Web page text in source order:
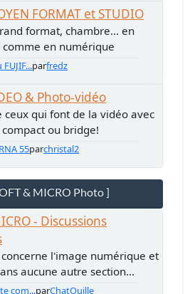
FORMAT et STUDIO
format, chambre... en
en numérique
parfredz
& Photo-vidéo
ceux qui font de la vidéo avec
ou bridge!
55parchristal2
& MICRO Photo ]
- Discussions
concerne l'image numérique et
aucune autre section...
com...parChatOuille